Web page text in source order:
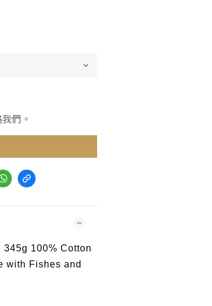
們。
100% Cotton
with Fishes and